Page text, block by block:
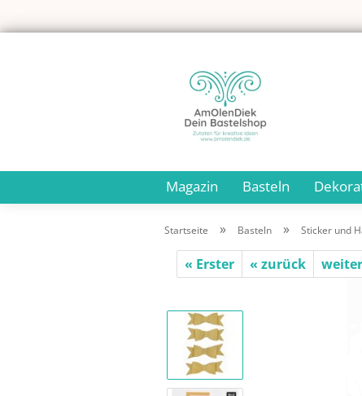
Magazin Basteln
Startseite » Basteln » Sticker und
« Erster « zurück